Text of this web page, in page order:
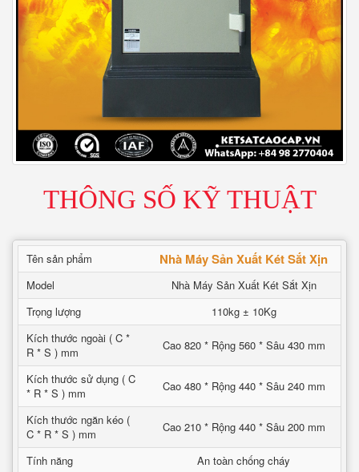
THÔNG SỐ KỸ THUẬT
Tên sản phẩm Nhà Máy Sản Xuất Két Sắt Xịn
Model
Nhà Máy Sản Xuất Két Sắt Xịn
Trọng lượng
110kg ± 10Kg
Kích thước ngoài ( C *
R * S ) mm
Cao 820 * Rộng 560 * Sâu 430 mm
Kích thước sử dụng ( C
* R * S ) mm
Cao 480 * Rộng 440 * Sâu 240 mm
Kích thước ngăn kéo (
C * R * S ) mm
Cao 210 * Rộng 440 * Sâu 200 mm
Tính năng
An toàn chống cháy